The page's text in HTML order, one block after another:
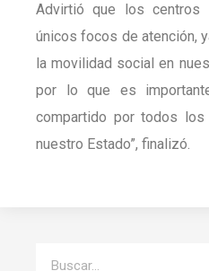
Advirtió que los centros
únicos focos de atención,
la movilidad social en
por lo que es
compartido por todos
nuestro Estado”, finalizó.